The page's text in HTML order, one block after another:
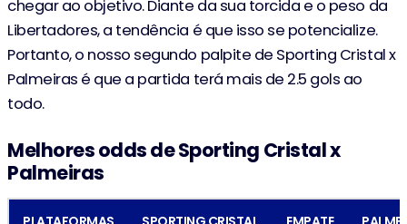
chegar ao objetivo. Diante da sua torcida e o peso da
Libertadores, a tendência é que isso se potencialize.
Portanto, o nosso segundo palpite de Sporting Cristal x
Palmeiras é que a partida terá mais de 2.5 gols ao
todo.
Melhores odds de Sporting Cristal x
Palmeiras